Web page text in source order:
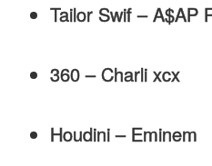
Tailor Swif – A$AP
360 – Charli xcx
Houdini – Eminem